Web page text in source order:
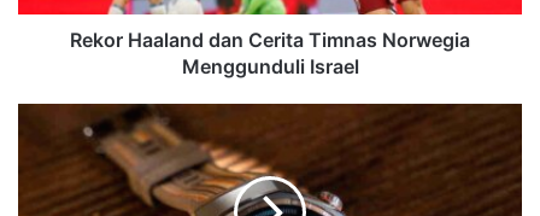
Rekor Haaland dan Cerita Timnas Norwegia
Menggunduli Israel